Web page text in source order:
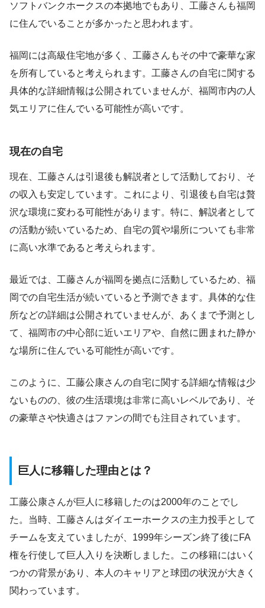
ソフトバンクホークスの本拠地でもあり、工藤さんも福岡
に住んでいることが多かったと思われます。
福岡には高級住宅地が多く、工藤さんもその中で豪華な家
を所有していると考えられます。工藤さんの自宅に関する
具体的な詳細情報は公開されていませんが、福岡市内の人
気エリアに住んでいる可能性が高いです。
現在の自宅
現在、工藤さんは引退後も解説者として活動しており、そ
の収入も安定しています。これにより、引退後も自宅は贅
沢な環境に変わる可能性があります。特に、解説者として
の活動が続いているため、自宅の質や場所についても非常
に高い水準であると考えられます。
最近では、工藤さんが福岡を拠点に活動しているため、福
岡での自宅生活が続いていると予測できます。具体的な住
所などの詳細は公開されていませんが、あくまで予測とし
て、福岡市の中心部に近いエリアや、自然に囲まれた静か
な場所に住んでいる可能性が高いです。
このように、工藤公康さんの自宅に関する詳細な情報は少
ないものの、彼の生活環境は非常に高いレベルであり、そ
の豪華さや快適さはファンの間でも注目されています。
巨人に移籍した理由とは？
工藤公康さんが巨人に移籍したのは2000年のことでし
た。当時、工藤さんはダイエーホークスの主力投手として
チームを支えていましたが、1999年シーズン終了後にFA
権を行使して巨人入りを決断しました。この移籍にはいく
つかの背景があり、本人のキャリアと球団の状況が大きく
関わっています。